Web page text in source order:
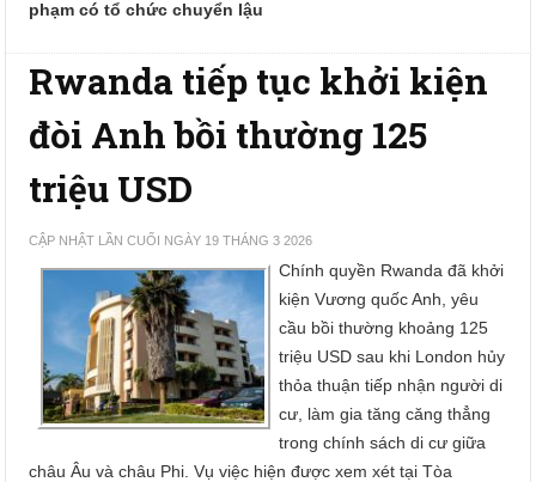
phạm có tổ chức chuyển lậu
Rwanda tiếp tục khởi kiện
đòi Anh bồi thường 125
triệu USD
CẬP NHẬT LẦN CUỐI NGÀY 19 THÁNG 3 2026
Chính quyền Rwanda đã khởi
kiện Vương quốc Anh, yêu
cầu bồi thường khoảng 125
triệu USD sau khi London hủy
thỏa thuận tiếp nhận người di
cư, làm gia tăng căng thẳng
trong chính sách di cư giữa
châu Âu và châu Phi. Vụ việc hiện được xem xét tại Tòa